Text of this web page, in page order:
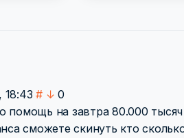
18:43 # ↓ 0
помощь на завтра 80.000
сможете скинуть кто